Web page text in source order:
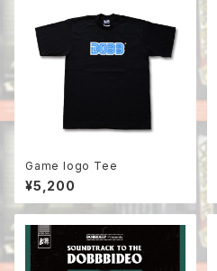
Game logo Tee
¥5,200